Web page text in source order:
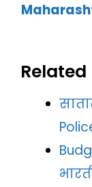
Related